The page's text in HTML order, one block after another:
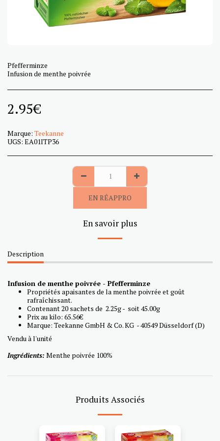
Pfefferminze
Infusion de menthe poivrée
2.95€
Marque: Teekanne
UGS: EA01ITP36
EN RÉAPPRO
En savoir plus
Description
Infusion de menthe poivrée - Pfefferminze
Propriétés apaisantes de la menthe poivrée et goût
rafraîchissant.
Contenant 20 sachets de 2.25g - soit 45.00g
Prix au kilo: 65.56€
Marque: Teekanne GmbH & Co. KG - 40549 Düsseldorf (D)
Vendu à l'unité
Ingrédients: Menthe poivrée 100%
Produits Associés